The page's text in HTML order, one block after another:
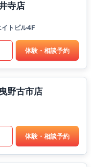
寺店
トビル4F
体験・相談予約
野古市店
体験・相談予約